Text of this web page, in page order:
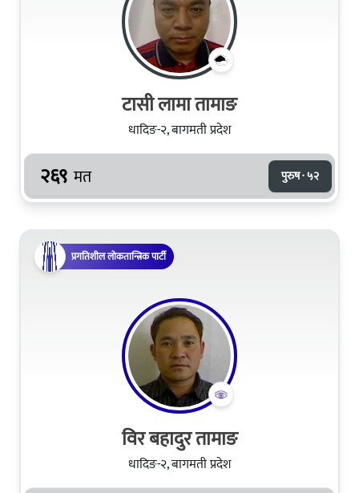
टासी लामा तामाङ
धादिङ-२, बागमती प्रदेश
२६९ मत पुरुष · ५२
प्रगतिशील लोकतान्त्रिक पार्टी
विर बहादुर तामाङ
धादिङ-२, बागमती प्रदेश